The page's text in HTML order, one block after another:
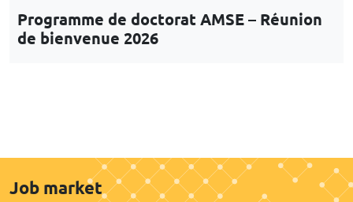
Programme de doctorat AMSE – Réunion
de bienvenue 2026
Job market